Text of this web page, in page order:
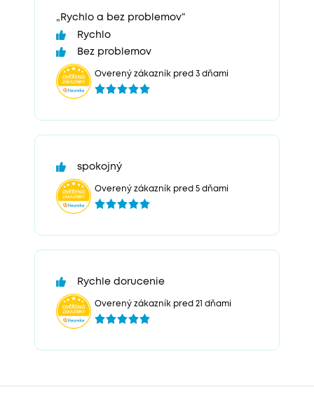
„Rychlo a bez problemov“
Rychlo
Bez problemov
Overený zákazník pred 3 dňami
spokojný
Overený zákazník pred 5 dňami
Rychle dorucenie
Overený zákazník pred 21 dňami